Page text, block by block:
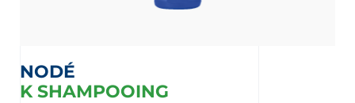
NODÉ
K SHAMPOOING